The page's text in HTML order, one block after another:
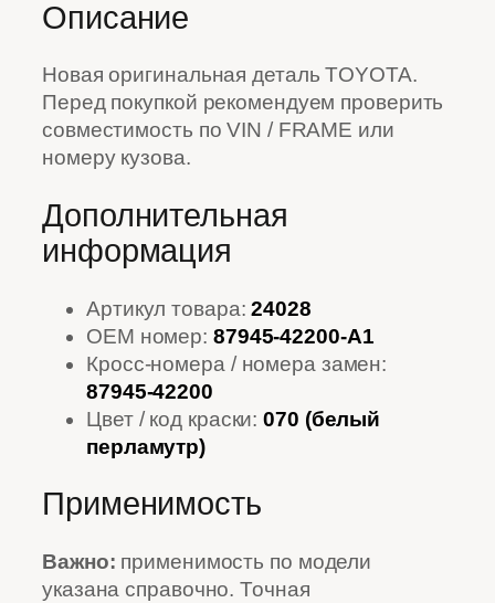
Описание
Новая оригинальная деталь TOYOTA.
Перед покупкой рекомендуем проверить
совместимость по VIN / FRAME или
номеру кузова.
Дополнительная
информация
Артикул товара:24028
OEM номер: 87945-42200-A1
Кросс-номера / номера замен:
87945-42200
Цвет / код краски:070 (белый
перламутр)
Применимость
Важно: применимость по модели
указана справочно. Точная